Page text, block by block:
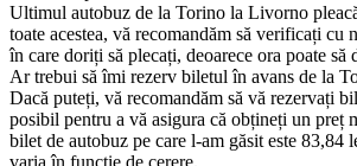
Ultimul autobuz de la Torino la Livorno
toate acestea, vă recomandăm să verificați cu
în care doriți să plecați, deoarece ora poate să
Ar trebui să îmi rezerv biletul în avans de la
Dacă puteți, vă recomandăm să vă rezervați
posibil pentru a vă asigura că obțineți un preț
bilet de autobuz pe care l-am găsit este 83,84
varia în funcție de cerere.